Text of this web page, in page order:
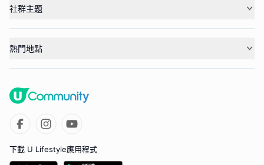
社群主題
熱門地點
下載 U Lifestyle應用程式